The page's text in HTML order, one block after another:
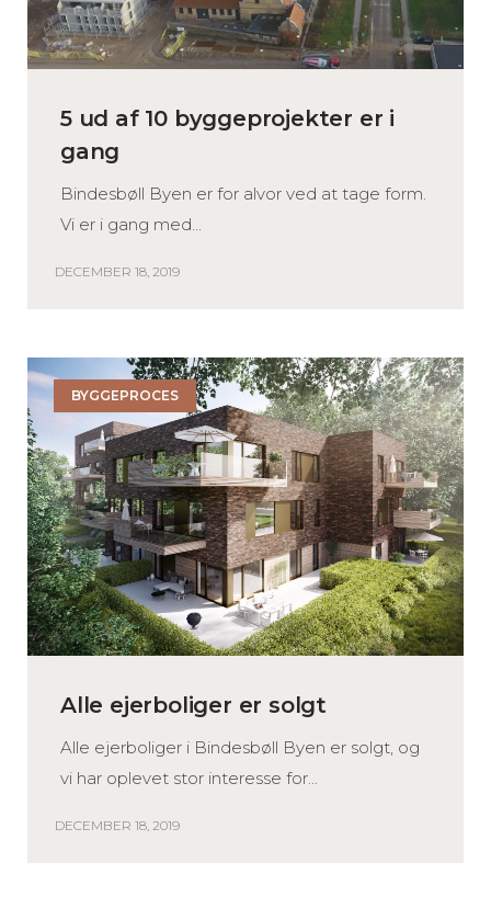
5 ud af 10 byggeprojekter er i
gang
Bindesbøll Byen er for alvor ved at tage form.
Vi er i gang med...
DECEMBER 18, 2019
BYGGEPROCES
Alle ejerboliger er solgt
Alle ejerboliger i Bindesbøll Byen er solgt, og
vi har oplevet stor interesse for...
DECEMBER 18, 2019